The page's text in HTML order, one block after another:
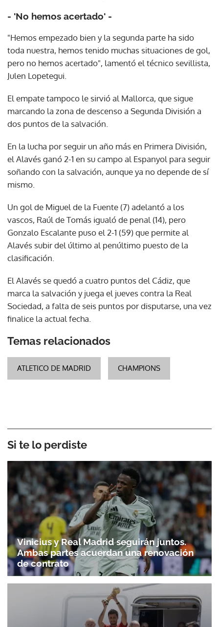
- 'No hemos acertado' -
"Hemos empezado bien y la segunda parte ha sido
toda nuestra, hemos tenido muchas situaciones de gol,
pero no hemos acertado", lamentó el técnico sevillista,
Julen Lopetegui.
El empate tampoco le sirvió al Mallorca, que sigue
marcando la zona de descenso a Segunda División a
dos puntos de la salvación.
En la lucha por seguir un año más en Primera División,
el Alavés ganó 2-1 en su campo al Espanyol para seguir
soñando con la salvación, aunque ya no depende de sí
mismo.
Un gol de Miguel de la Fuente (7) adelantó a los
vascos, Raúl de Tomás igualó de penal (14), pero
Gonzalo Escalante puso el 2-1 (59) que permite al
Alavés subir del último al penúltimo puesto de la
clasificación.
El Alavés se quedó a cuatro puntos del Cádiz, que
marca la salvación y juega el jueves contra la Real
Sociedad, a falta de seis puntos por disputarse, una vez
finalice la actual fecha.
Temas relacionados
ATLETICO DE MADRID CHAMPIONS
Si te lo perdiste
Vinicius y Real Madrid seguirán juntos.
Ambas partes acuerdan una renovación
de contrato